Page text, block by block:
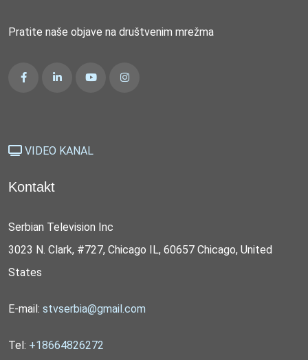
Pratite naše objave na društvenim mrežma
VIDEO KANAL
Kontakt
Serbian Television Inc
3023 N. Clark, #727, Chicago IL, 60657 Chicago, United
States
E-mail: stvserbia@gmail.com
Tel: +18664826272